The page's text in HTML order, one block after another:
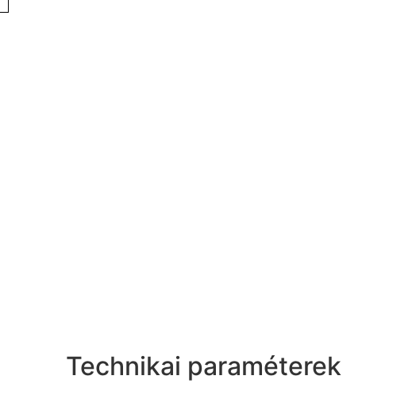
Technikai paraméterek